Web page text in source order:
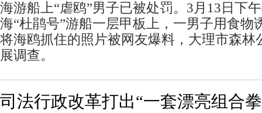
海游船上“虐鸥”男子已被处罚。3月13日下
海“杜鹃号”游船一层甲板上，一男子用食物
将海鸥抓住的照片被网友爆料，大理市森林
展调查。
司法行政改革打出“一套漂亮组合